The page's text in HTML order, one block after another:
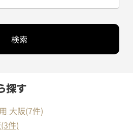
検索
探す
大阪(7件)
件)